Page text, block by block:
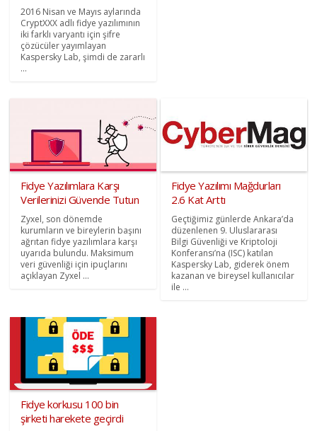
2016 Nisan ve Mayıs aylarında
CryptXXX adlı fidye yazılımının
iki farklı varyantı için şifre
çözücüler yayımlayan
Kaspersky Lab, şimdi de zararlı
...
Fidye Yazılımlara Karşı
Verilerinizi Güvende Tutun
Zyxel, son dönemde
kurumların ve bireylerin başını
ağrıtan fidye yazılımlara karşı
uyarıda bulundu. Maksimum
veri güvenliği için ipuçlarını
açıklayan Zyxel ...
Fidye Yazılımı Mağdurları
2.6 Kat Arttı
Geçtiğimiz günlerde Ankara’da
düzenlenen 9. Uluslararası
Bilgi Güvenliği ve Kriptoloji
Konferansı’na (ISC) katılan
Kaspersky Lab, giderek önem
kazanan ve bireysel kullanıcılar
ile ...
Fidye korkusu 100 bin
şirketi harekete geçirdi